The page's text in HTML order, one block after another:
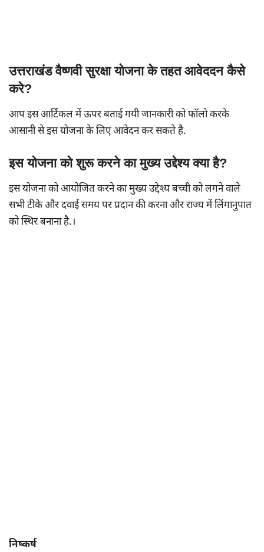
उत्तराखंड वैष्णवी सुरक्षा योजना के तहत आवेददन कैसे
करे?
आप इस आर्टिकल में ऊपर बताई गयी जानकारी को फॉलो करके
आसानी से इस योजना के लिए आवेदन कर सकते है.
इस योजना को शुरू करने का मुख्य उद्देश्य क्या है?
इस योजना को आयोजित करने का मुख्य उद्देश्य बच्ची को लगने वाले
सभी टीके और दवाई समय पर प्रदान की करना और राज्य में लिंगानुपात
को स्थिर बनाना है.।
निष्कर्ष